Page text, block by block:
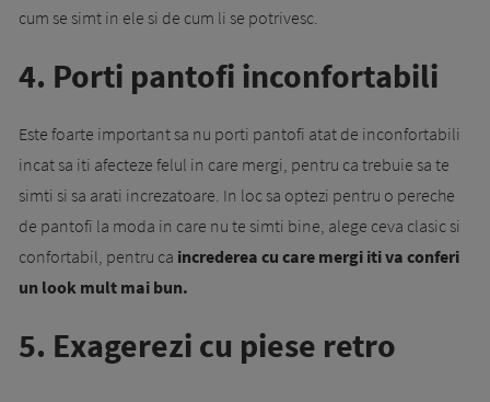
cum se simt in ele si de cum li se potrivesc.
4. Porti pantofi inconfortabili
Este foarte important sa nu porti pantofi atat de inconfortabili
incat sa iti afecteze felul in care mergi, pentru ca trebuie sa te
simti si sa arati increzatoare. In loc sa optezi pentru o pereche
de pantofi la moda in care nu te simti bine, alege ceva clasic si
confortabil, pentru ca increderea cu care mergi iti va conferi
un look mult mai bun.
5. Exagerezi cu piese retro